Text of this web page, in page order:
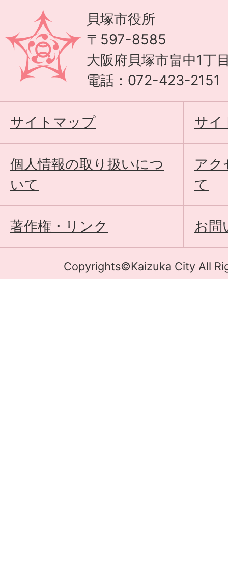
貝塚市役所
〒597-8585
大阪府貝塚市畠中1丁
電話：072-423-2151
サイトマップ サイ
個人情報の取り扱いにつ
いて
アク
て
著作権・リンク お問
Copyrights©Kaizuka City All